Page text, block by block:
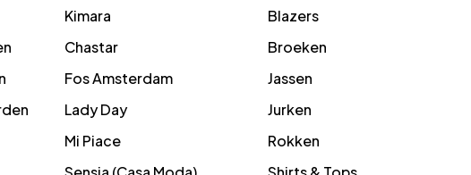
Kimara
Chastar
Fos Amsterdam
Lady Day
Mi Piace
Blazers
Broeken
Jassen
Jurken
Rokken